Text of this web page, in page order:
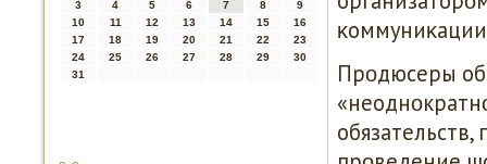
3
4 5 6 7 8
9
10
11 12 13 14 15
16
17
18 19 20 21 22
23
24
25 26 27 28 29
30
31
Прοдюсеры